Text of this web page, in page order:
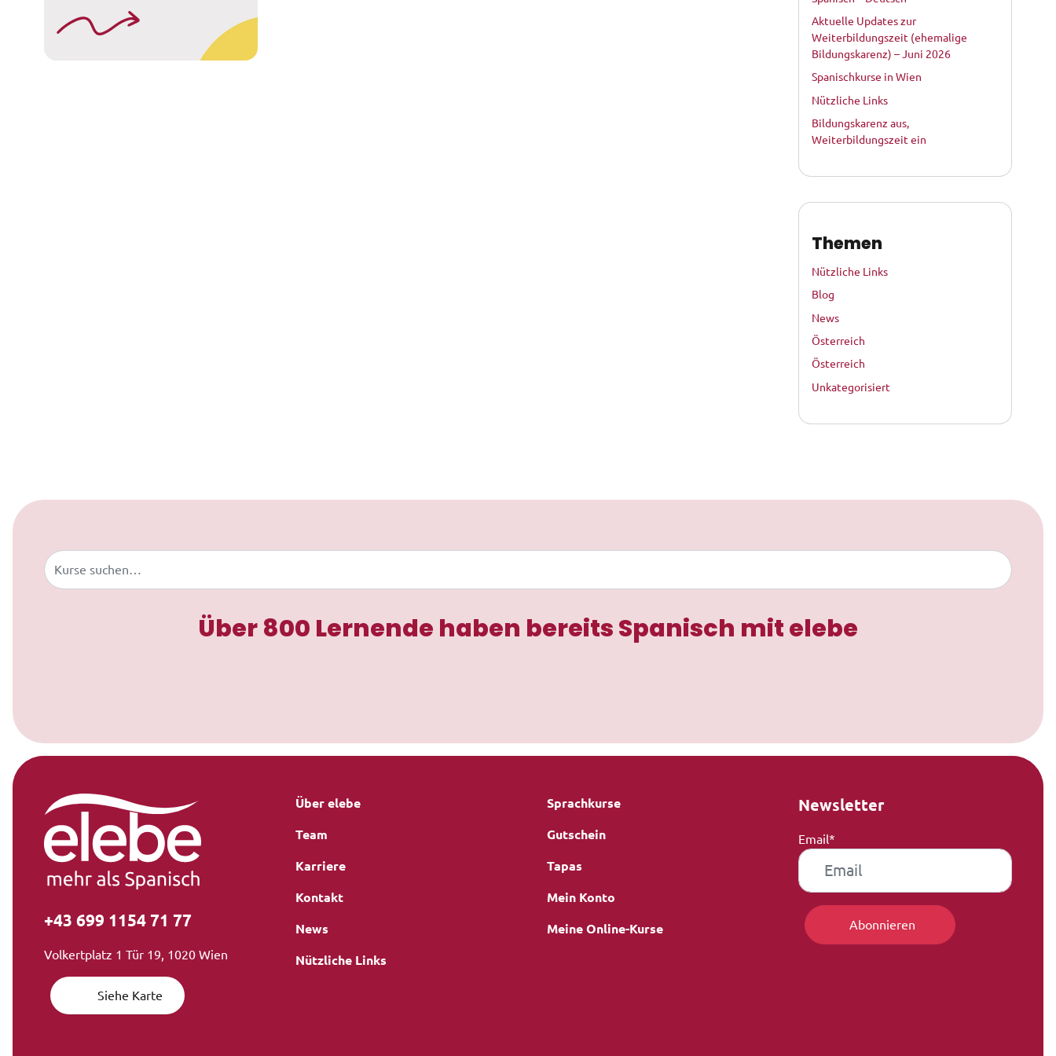
Aktuelle Updates zur
Weiterbildungszeit (ehemalige
Bildungskarenz) – Juni 2026
Spanischkurse in Wien
Nützliche Links
Bildungskarenz aus,
Weiterbildungszeit ein
Themen
Nützliche Links
Blog
News
Österreich
Österreich
Unkategorisiert
Zum Inhalt springen
Buscar
Über 800 Lernende haben bereits Spanisch mit elebe
+43 699 1154 71 77
Volkertplatz 1 Tür 19, 1020 Wien
Siehe Karte
Über elebe
Team
Karriere
Kontakt
News
Nützliche Links
Sprachkurse
Gutschein
Tapas
Mein Konto
Meine Online-Kurse
Newsletter
Email*